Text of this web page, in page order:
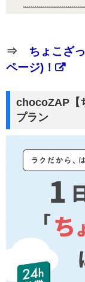
⇒ ちょこざ
ページ)！
chocoZAP【
プラン